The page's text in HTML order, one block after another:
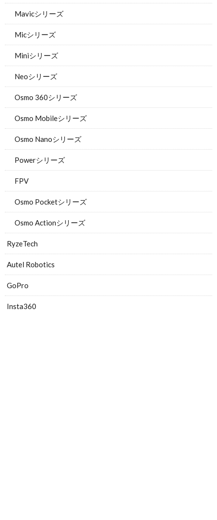
Mavicシリーズ
Micシリーズ
Miniシリーズ
Neoシリーズ
Osmo 360シリーズ
Osmo Mobileシリーズ
Osmo Nanoシリーズ
Powerシリーズ
FPV
Osmo Pocketシリーズ
Osmo Actionシリーズ
RyzeTech
Autel Robotics
GoPro
Insta360